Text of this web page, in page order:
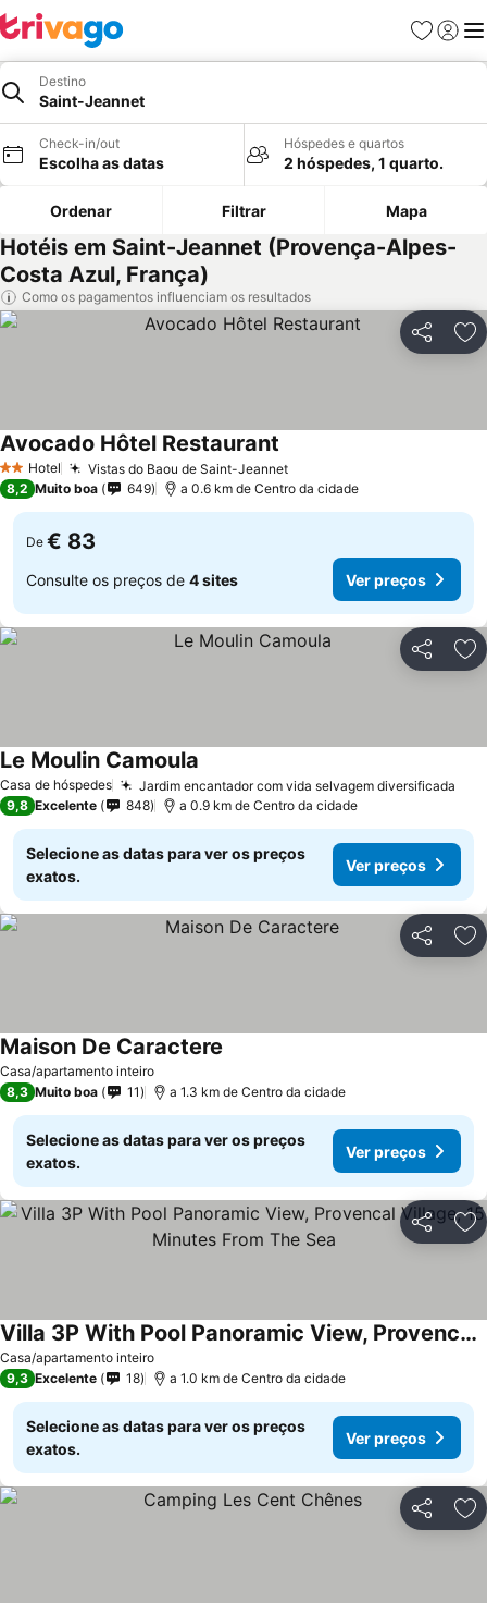
Favoritos
Iniciar
Destino
Saint-Jeannet
Check-in/out
Escolha as datas
Hóspedes e quartos
2 hóspedes, 1 quarto.
Ordenar Filtrar Mapa
Hotéis em Saint-Jeannet (Provença-Alpes-
Costa Azul, França)
Como os pagamentos influenciam os resultados
Partilhar
2 Estrelas
Hotel Vistas do Baou de Saint-JeannetVer preços
Avocado Hôtel Restaurant
8,2 Muito boa 649 a 0.6 km de Centro da cidade
De € 83
Consulte os preços de 4 sites Ver preços
Partilhar
Casa de hóspedes Jardim encantador com vida selvagem diversificada
Le Moulin Camoula
9,8 Excelente 848 a 0.9 km de Centro da cidade
Selecione as datas para ver os preços
exatos.
Ver preços
Partilhar
Casa/apartamento inteiro
Maison De Caractere
8,3 Muito boa 11 a 1.3 km de Centro da cidade
Selecione as datas para ver os preços
exatos.
Ver preços
Partilhar
Casa/apartamento inteiro
Villa 3P With Pool Panoramic View, Provencal Village, 15 Minutes From The Sea
Ver preços
9,3 Excelente 18 a 1.0 km de Centro da cidade
Selecione as datas para ver os preços
exatos.
Ver preços
Partilhar